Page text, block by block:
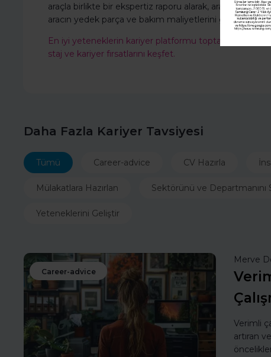
araçla birlikte bir ekspertiz raporu alarak, aracın
aracın yedek parça ve bakım maliyetlerini göz
En iyi yeteneklerin kariyer platformu toptalent.co'ya
staj ve kariyer fırsatlarını keşfet.
Daha Fazla Kariyer Tavsiyesi
Tümü Career-advice CV Hazırla
Mülakatlara Hazırlan Sektörünü ve Departmanını
Yeteneklerini Geliştir
Career-advice
Merve
Verimli
artıran